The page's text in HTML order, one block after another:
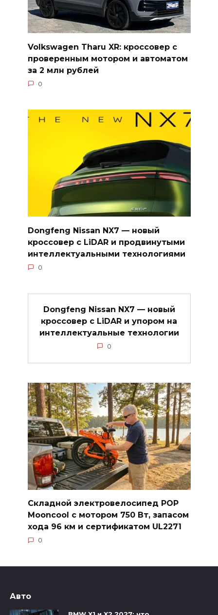
Volkswagen Tharu XR: кроссовер с
проверенным мотором и автоматом
за 2 млн рублей
0
Dongfeng Nissan NX7 — новый
кроссовер с LiDAR и продвинутыми
интеллектуальными технологиями
0
Dongfeng Nissan NX7 — новый
кроссовер с LiDAR и упором на
интеллектуальные технологии
0
Складной электровелосипед POP
Mooncool с мотором 750 Вт, запасом
хода 96 км и сертификатом UL2271
0
Авто